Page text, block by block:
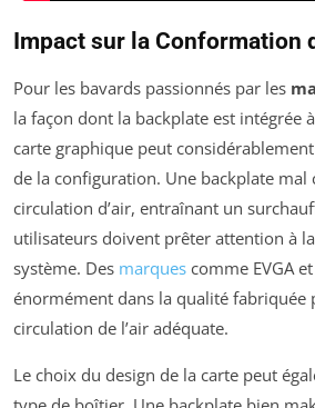
Impact sur la Conformation
Pour les bavards passionnés par les
la façon dont la backplate est intégrée
carte graphique peut
de la configuration. Une backplate mal
circulation d’air, entraînant un
utilisateurs doivent prêter attention à
système. Des marques comme EVGA
énormément dans la qualité fabriquée
circulation de l’air adéquate.
Le choix du design de la carte peut